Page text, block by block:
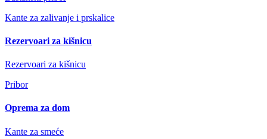
Kante za zalivanje i prskalice
Rezervoari za kišnicu
Rezervoari za kišnicu
Pribor
Oprema za dom
Kante za smeće